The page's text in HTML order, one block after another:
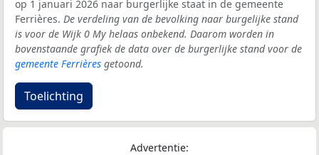
op 1 januari 2026 naar burgerlijke staat in de gemeente
Ferrières. De verdeling van de bevolking naar burgelijke stand
is voor de Wijk 0 My helaas onbekend. Daarom worden in
bovenstaande grafiek de data over de burgerlijke stand voor de
gemeente Ferrières getoond.
Toelichting
Advertentie: